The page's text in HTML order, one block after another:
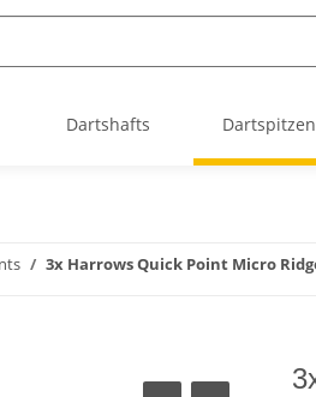
Dartshafts Dartspitzen
3x Harrows Quick Point Micro